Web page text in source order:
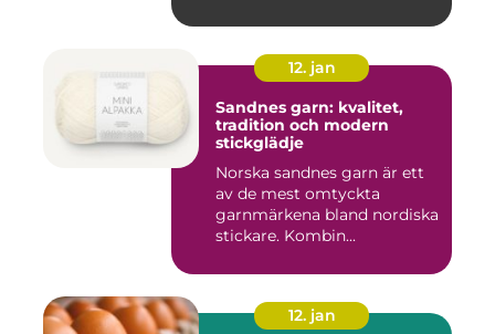
12. jan
Sandnes garn: kvalitet,
tradition och modern
stickglädje
Norska sandnes garn är ett
av de mest omtyckta
garnmärkena bland nordiska
stickare. Kombin...
12. jan